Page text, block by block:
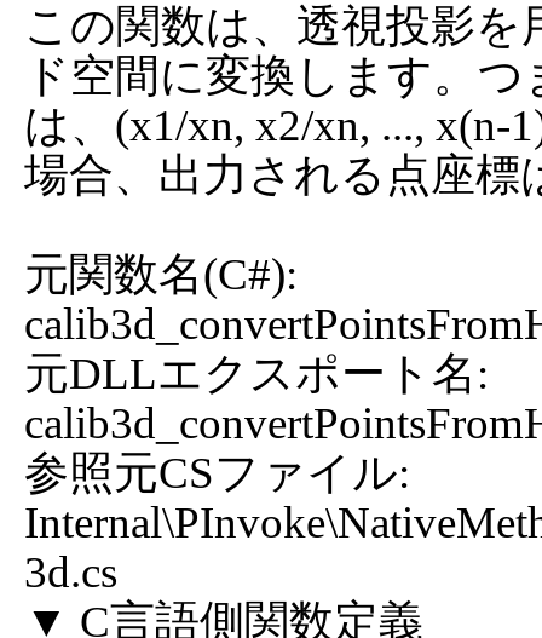
この関数は、透視投影
ド空間に変換します。つ
は、(x1/xn, x2/xn, ...,
場合、出力される点座標
元関数名(C#):
元DLLエクスポート名:
参照元CSファイル:
3d.cs